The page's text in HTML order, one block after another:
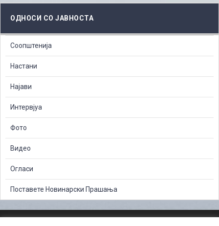
ОДНОСИ СО ЈАВНОСТА
Соопштенија
Настани
Најави
Интервјуа
Фото
Видео
Огласи
Поставете Новинарски Прашања